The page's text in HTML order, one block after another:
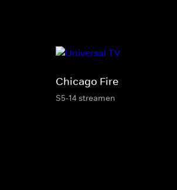
Chicago Fire
S5-14 streamen